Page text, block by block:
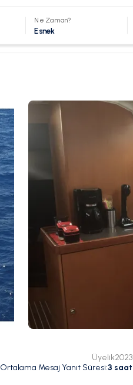
Ne Zaman?
Esnek
Üyelik2023
Ortalama Mesaj Yanıt Süresi:3 saat